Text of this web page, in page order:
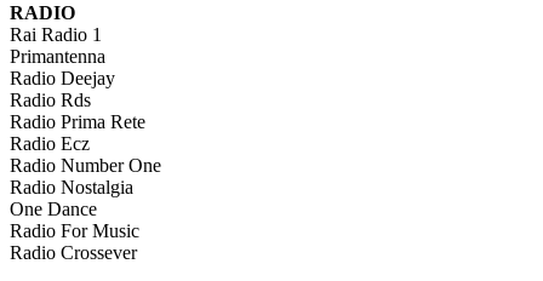
RADIO
Rai Radio 1
Primantenna
Radio Deejay
Radio Rds
Radio Prima Rete
Radio Ecz
Radio Number One
Radio Nostalgia
One Dance
Radio For Music
Radio Crossever